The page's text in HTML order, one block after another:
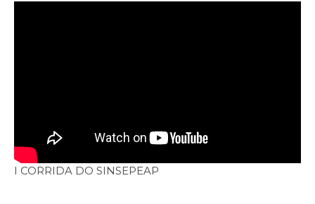
I CORRIDA DO SINSEPEAP